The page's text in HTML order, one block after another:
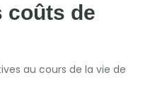
coûts de
au cours de la vie de